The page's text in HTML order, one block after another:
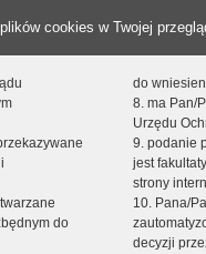
cookies w Twojej
do
do
8. ma Pan/
Urzędu
9. podanie
jest
strony
10. Pana/
decyzji